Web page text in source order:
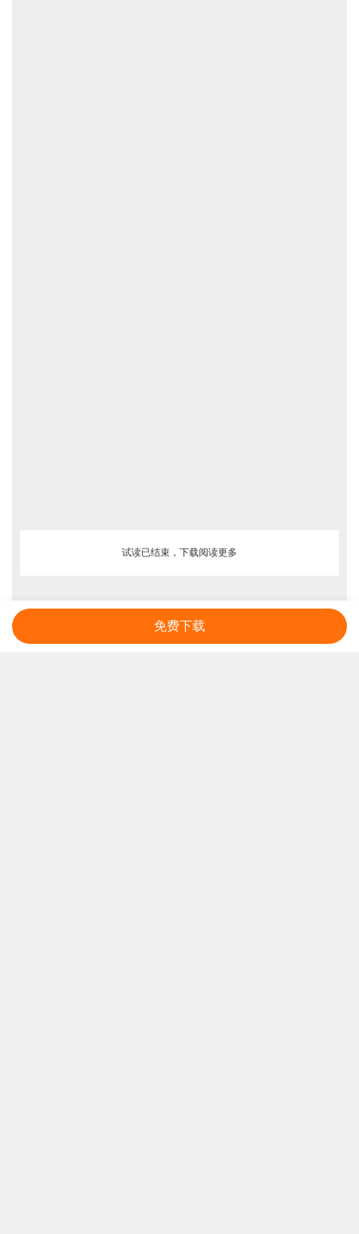
试读已结束，下载阅读更多
免费下载